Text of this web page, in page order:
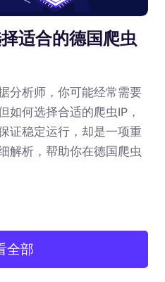
适合的德国爬虫
分析师，你可能经常需要
如何选择合适的爬虫IP，
证稳定运行，却是一项重
解析，帮助你在德国爬虫
全部